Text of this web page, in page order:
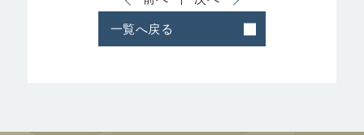
一覧へ戻る